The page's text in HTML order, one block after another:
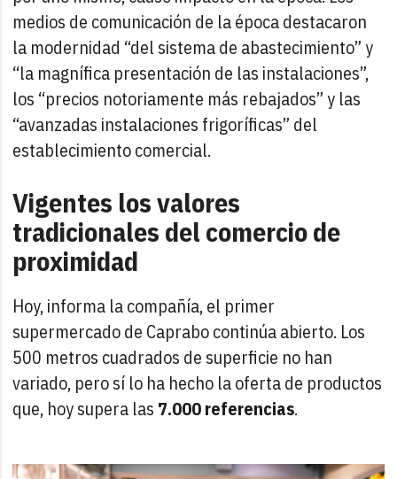
medios de comunicación de la época destacaron
la modernidad “del sistema de abastecimiento” y
“la magnífica presentación de las instalaciones”,
los “precios notoriamente más rebajados” y las
“avanzadas instalaciones frigoríficas” del
establecimiento comercial.
Vigentes los valores
tradicionales del comercio de
proximidad
Hoy, informa la compañía, el primer
supermercado de Caprabo continúa abierto. Los
500 metros cuadrados de superficie no han
variado, pero sí lo ha hecho la oferta de productos
que, hoy supera las 7.000 referencias.